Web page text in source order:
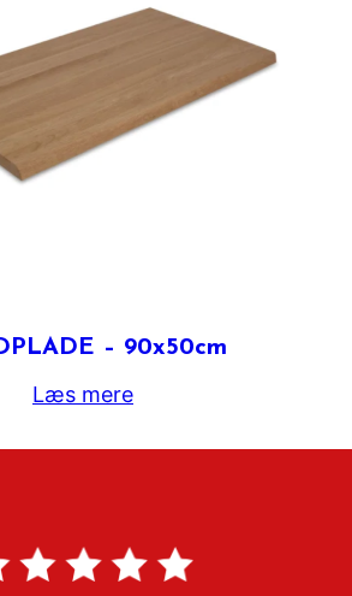
– 90x50cm
Læs mere